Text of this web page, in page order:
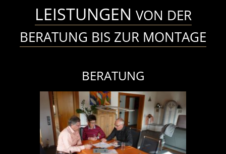
LEISTUNGEN VON DER
BERATUNG BIS ZUR MONTAGE
BERATUNG